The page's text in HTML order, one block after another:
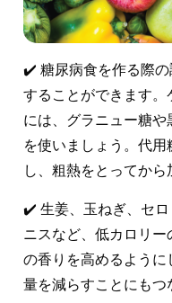
糖尿病食を作る際
することができます
には、グラニュー糖
を使いましょう。代
し、粗熱をとってか
生姜、玉ねぎ、セ
ニスなど、低カロリ
の香りを高めるよう
量を減らすことにもつ